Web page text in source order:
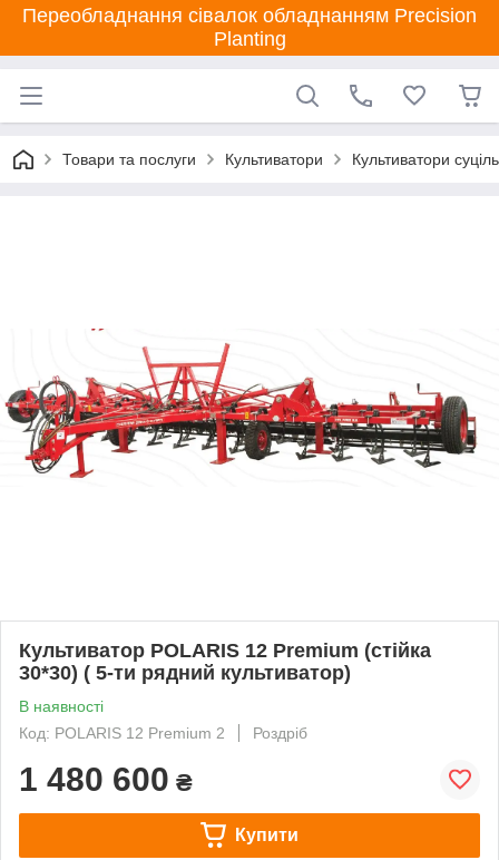
Переобладнання сівалок обладнанням Precision
Planting
Товари та послуги Культиватори Культиватори
Культиватор POLARIS 12 Premium (стійка
30*30) ( 5-ти рядний культиватор)
В наявності
Код: POLARIS 12 Premium 2
Роздріб
1 480 600 ₴
Купити